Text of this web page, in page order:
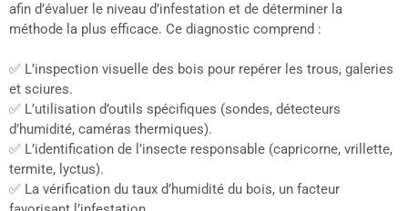
afin d’évaluer le niveau d’infestation et de déterminer la
méthode la plus efficace. Ce diagnostic comprend :
✅ L’inspection visuelle des bois pour repérer les trous, galeries
et sciures.
✅ L’utilisation d’outils spécifiques (sondes, détecteurs
d’humidité, caméras thermiques).
✅ L’identification de l’insecte responsable (capricorne, vrillette,
termite, lyctus).
✅ La vérification du taux d’humidité du bois, un facteur